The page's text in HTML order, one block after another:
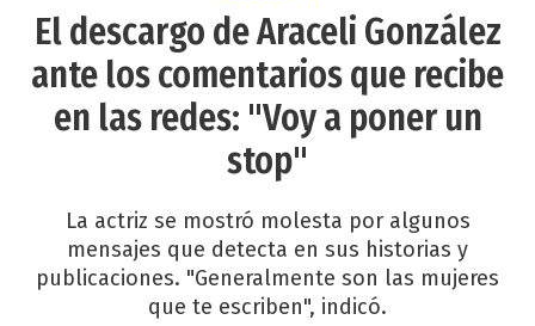
El descargo de Araceli González
ante los comentarios que recibe
en las redes: "Voy a poner un
stop"
La actriz se mostró molesta por algunos
mensajes que detecta en sus historias y
publicaciones. "Generalmente son las mujeres
que te escriben", indicó.